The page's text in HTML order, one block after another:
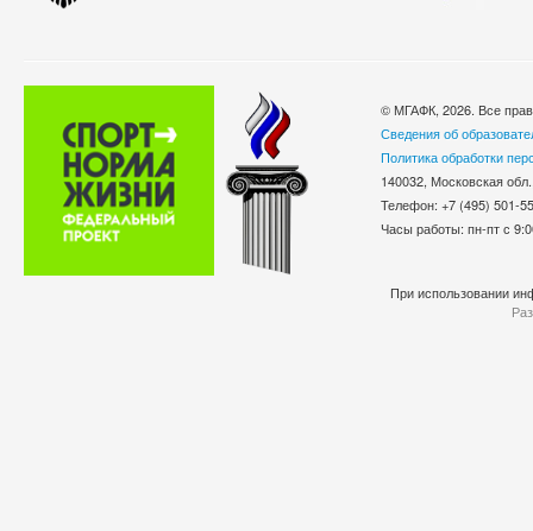
© МГАФК, 2026. Все
Сведения об
Политика обработки
140032, Московская
Телефон: +7 (495)
Часы работы: пн-пт с
При использовании